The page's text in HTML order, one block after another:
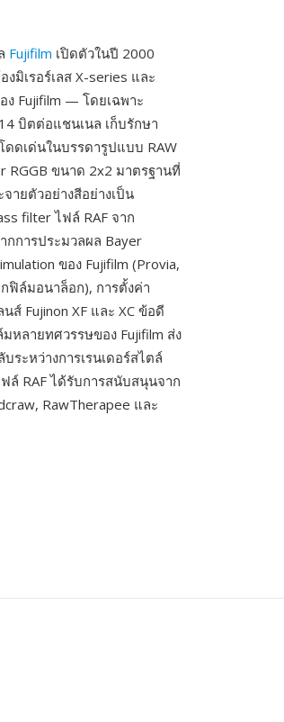
Fujifilm เปิดตัวในปี 2000
มิเรอร์เลส X-series และ
ง Fujifilm — โดยเฉพาะ
บิตต่อแชนเนล เก็บรักษา
ดเด่นในบรรดารูปแบบ RAW
RGGB ขนาด 2x2 มาตรฐานที่
ายตัวอย่างสีอย่างเป็น
filter ไฟล์ RAF จาก
กการประมวลผล Bayer
ของ Fujifilm (Provia,
ฟิล์มอนาล็อก), การตั้งค่า
ส์ Fujinon XF และ XC ข้อดี
หลายทศวรรษของ Fujifilm ส่ง
ระหว่างการเรนเดอร์สไตล์
ล์ RAF ได้รับการสนับสนุนจาก
RawTherapee และ